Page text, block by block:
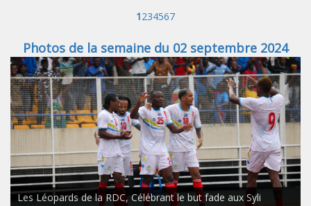
1234567
Photos de la semaine du 02 septembre 2024
Les Léopards de la RDC, Célébrant le but fade aux Syli